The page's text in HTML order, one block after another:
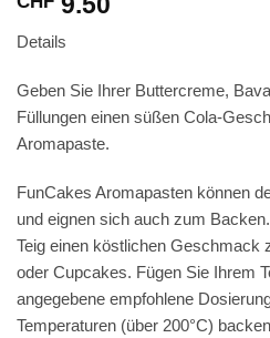
Details
Geben Sie Ihrer Buttercreme,
Füllungen einen süßen Cola-
Aromapaste.
FunCakes Aromapasten können
und eignen sich auch zum
Teig einen köstlichen Geschmack
oder Cupcakes. Fügen Sie Ihrem
angegebene empfohlene
Temperaturen (über 200°C)